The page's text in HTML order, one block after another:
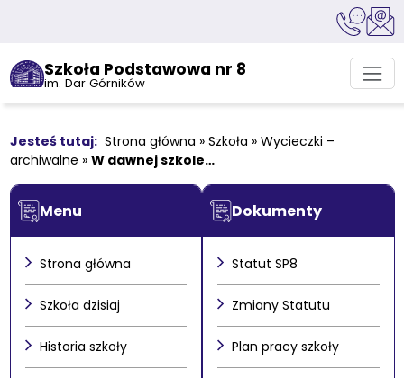
Szkoła Podstawowa nr 8
im. Dar Górników
Strona główna » Szkoła » Wycieczki –
archiwalne » W dawnej szkole…
Menu
Strona główna
Szkoła dzisiaj
Historia szkoły
Dokumenty
Statut SP8
Zmiany Statutu
Plan pracy szkoły